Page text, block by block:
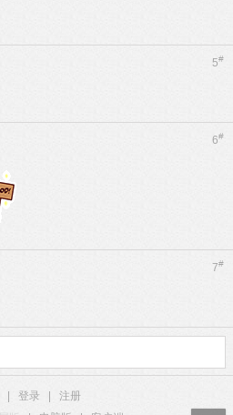
5#
6#
7#
登录
注册